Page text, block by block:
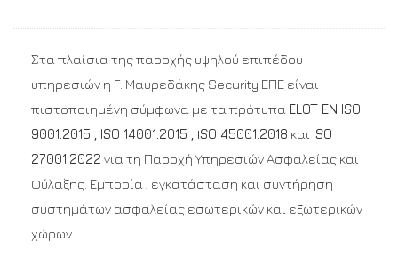
Στα πλαίσια της παροχής υψηλού επιπέδου
υπηρεσιών η Γ. Μαυρεδάκης Security ΕΠΕ είναι
πιστοποιημένη σύμφωνα με τα πρότυπα ELOT EN ISO
9001:2015 , ISO 14001:2015 , ΙSO 45001:2018 και ISO
27001:2022 για τη Παροχή Υπηρεσιών Ασφαλείας και
Φύλαξης. Εμπορία , εγκατάσταση και συντήρηση
συστημάτων ασφαλείας εσωτερικών και εξωτερικών
χώρων.